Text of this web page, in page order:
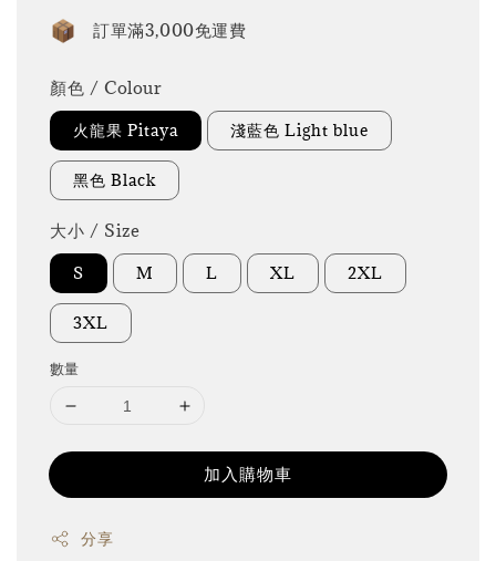
訂單滿3,000免運費
顏色 / Colour
火龍果 Pitaya 淺藍色 Light blue
黑色 Black
大小 / Size
S M L XL 2XL
3XL
數量
加入購物車
分享